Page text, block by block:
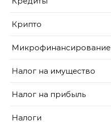
Крипто
Микрофинансирование
Налог на имущество
Налог на прибыль
Налоги